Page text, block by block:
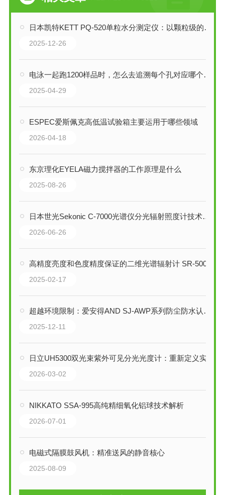
日本凯特KETT PQ-520单粒水分测定仪：以颗粒级的洞察，重塑谷物品质
2025-12-26
电泳一起跑1200样品时，怎么去追溯每个孔对应哪个样品呢
2025-04-29
ESPEC爱斯佩克高低温试验箱主要运用于哪些领域
2026-04-18
东京理化EYELA磁力搅拌器的工作原理是什么
2025-08-26
日本世光Sekonic C-7000光谱仪分光辐射照度计技术解析
2026-06-26
高精度亮度和色度精度保证的二维光谱辐射计 SR-5000
2025-02-17
超越环境限制：爱安得AND SJ-AWP系列防尘防水认可秤技术解析
2025-12-11
日立UH5300双光束紫外可见分光光度计：重新定义实验室的智能与效率
2026-03-02
NIKKATO SSA-995高纯精细氧化铝球技术解析
2026-07-01
电磁式隔膜鼓风机：精准送风的静音核心
2025-08-09